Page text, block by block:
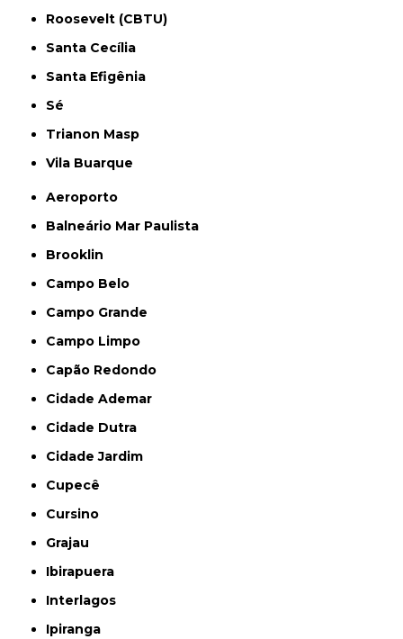
Roosevelt (CBTU)
Santa Cecília
Santa Efigênia
Sé
Trianon Masp
Vila Buarque
Aeroporto
Balneário Mar Paulista
Brooklin
Campo Belo
Campo Grande
Campo Limpo
Capão Redondo
Cidade Ademar
Cidade Dutra
Cidade Jardim
Cupecê
Cursino
Grajau
Ibirapuera
Interlagos
Ipiranga